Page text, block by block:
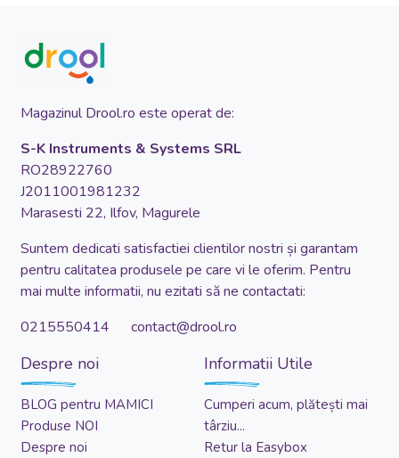
Magazinul Drool.ro este operat de:
S-K Instruments & Systems SRL
RO28922760
J2011001981232
Marasesti 22, Ilfov, Magurele
Suntem dedicati satisfactiei clientilor nostri și garantam
pentru calitatea produsele pe care vi le oferim. Pentru
mai multe informatii, nu ezitati să ne contactati:
0215550414 contact@drool.ro
Despre noi
BLOG pentru MAMICI
Produse NOI
Despre noi
Informatii Utile
Cumperi acum, plătești mai
târziu...
Retur la Easybox